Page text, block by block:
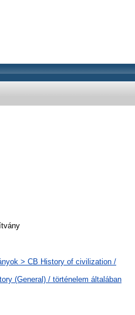
> CB History of civilization /
(General) / történelem általában